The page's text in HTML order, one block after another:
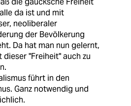
da ist und mit
neoliberaler
der Bevölkerung
Da hat man nun gelernt,
dieser "Freiheit" auch zu
führt in den
Ganz notwendig und